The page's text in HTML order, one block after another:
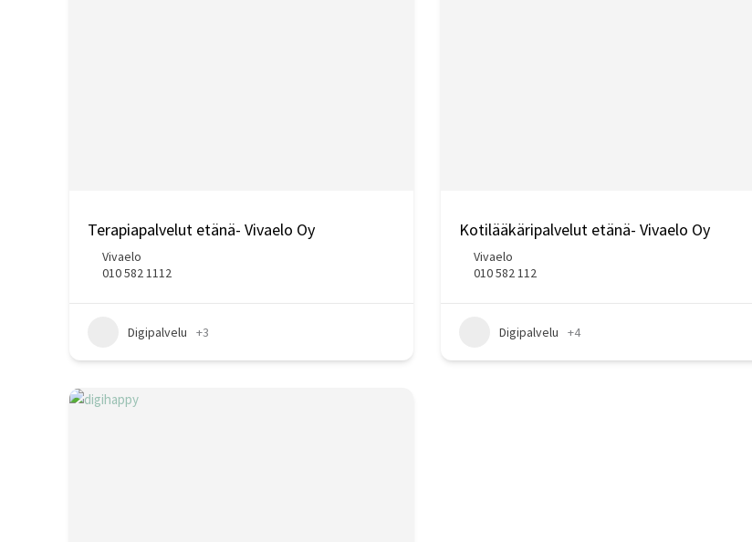
Terapiapalvelut etänä- Vivaelo Oy
Vivaelo
010 582 1112
Digipalvelu +3
Kotilääkäripalvelut etänä- Vivaelo Oy
Vivaelo
010 582 112
Digipalvelu +4